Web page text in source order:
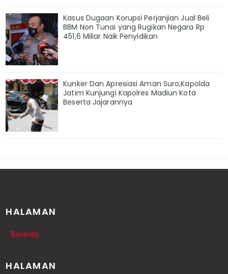
Kasus Dugaan Korupsi Perjanjian Jual Beli
BBM Non Tunai yang Rugikan Negara Rp
451,6 Miliar Naik Penyidikan
Kunker Dan Apresiasi Aman Suro,Kapolda
Jatim Kunjungi Kapolres Madiun Kota
Beserta Jajarannya
HALAMAN
Beranda
HALAMAN